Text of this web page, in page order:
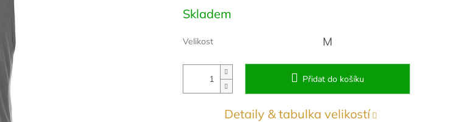
Měrná
cena:
Skladem
Velikost M
Přidat do košíku
Detaily & tabulka velikostí